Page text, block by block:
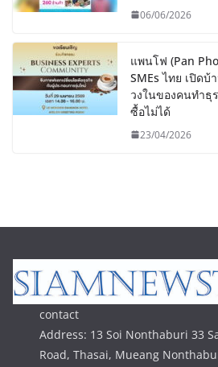
06/06/2026
แพนโฟ (Pan
SMEs ไทย เปิด
วงในของคนทำธุ
ซื้อไม่ได้
23/04/2026
contact
Address: 13 Soi Nonthaburi 33
Road, Thasai, Mueang